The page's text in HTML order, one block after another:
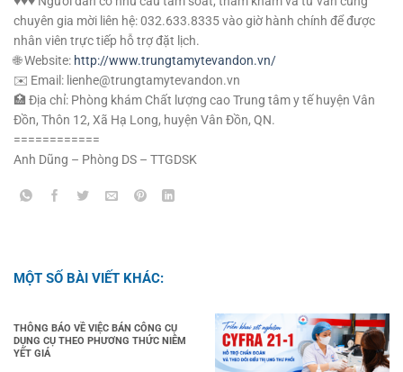
chuyên gia mời liên hệ: 032.633.8335 vào giờ hành chính để được
nhân viên trực tiếp hỗ trợ đặt lịch.
🌐 Website: http://www.trungtamytevandon.vn/
✉️ Email: lienhe@trungtamytevandon.vn
🏥 Địa chỉ: Phòng khám Chất lượng cao Trung tâm y tế huyện Vân
Đồn, Thôn 12, Xã Hạ Long, huyện Vân Đồn, QN.
============
Anh Dũng – Phòng DS – TTGDSK
MỘT SỐ BÀI VIẾT KHÁC:
THÔNG BÁO VỀ VIỆC BÁN CÔNG CỤ
DỤNG CỤ THEO PHƯƠNG THỨC NIÊM
YẾT GIÁ